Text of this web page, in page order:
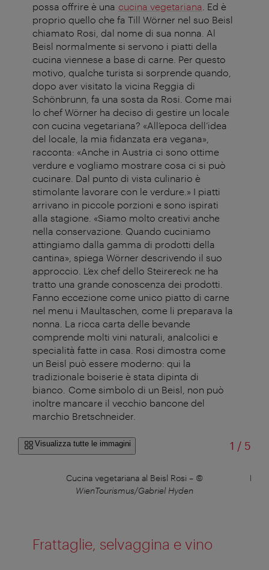
possa offrire è una cucina vegetariana . Ed è
proprio quello che fa Till Wörner nel suo Beisl
chiamato Rosi, dal nome di sua nonna. Al
Beisl normalmente si servono i piatti della
cucina viennese a base di carne. Per questo
motivo, qualche turista si sorprende quando,
dopo aver visitato la vicina Reggia di
Schönbrunn, fa una sosta da Rosi. Come mai
lo chef Wörner ha deciso di gestire un locale
con cucina vegetariana? «All’epoca dell’idea
del locale, la mia fidanzata era vegana»,
racconta: «Anche in Austria ci sono ottime
verdure e vogliamo mostrare cosa ci si può
cucinare. Dal punto di vista culinario è
stimolante lavorare con le verdure.» I piatti
arrivano in piccole porzioni e sono ispirati
alla stagione. «Siamo molto creativi anche
nella conservazione. Quando cuciniamo
attingiamo dalla gamma di prodotti della
cantina», spiega Wörner descrivendo il suo
approccio. L’ex chef dello Steirereck ne ha
tratto una grande conoscenza dei prodotti.
Fanno eccezione come unico piatto di carne
nel menu i Maultaschen, come li preparava la
nonna. La ricca carta delle bevande
comprende molti vini naturali, analcolici e
specialità fatte in casa. Rosi dimostra come
un Beisl può essere moderno: qui la
tradizionale boiserie è stata dipinta di
bianco. Come simbolo di un Beisl, non può
inoltre mancare il vecchio bancone del
marchio Bretschneider.
Visualizza tutte le immagini 1 /di
5
Cucina vegetariana al Beisl Rosi – ©
WienTourismus/Gabriel Hyden
Rosi
Frattaglie, selvaggina e vino